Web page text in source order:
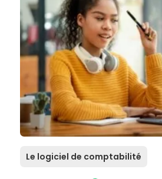
Le logiciel de comptabilité